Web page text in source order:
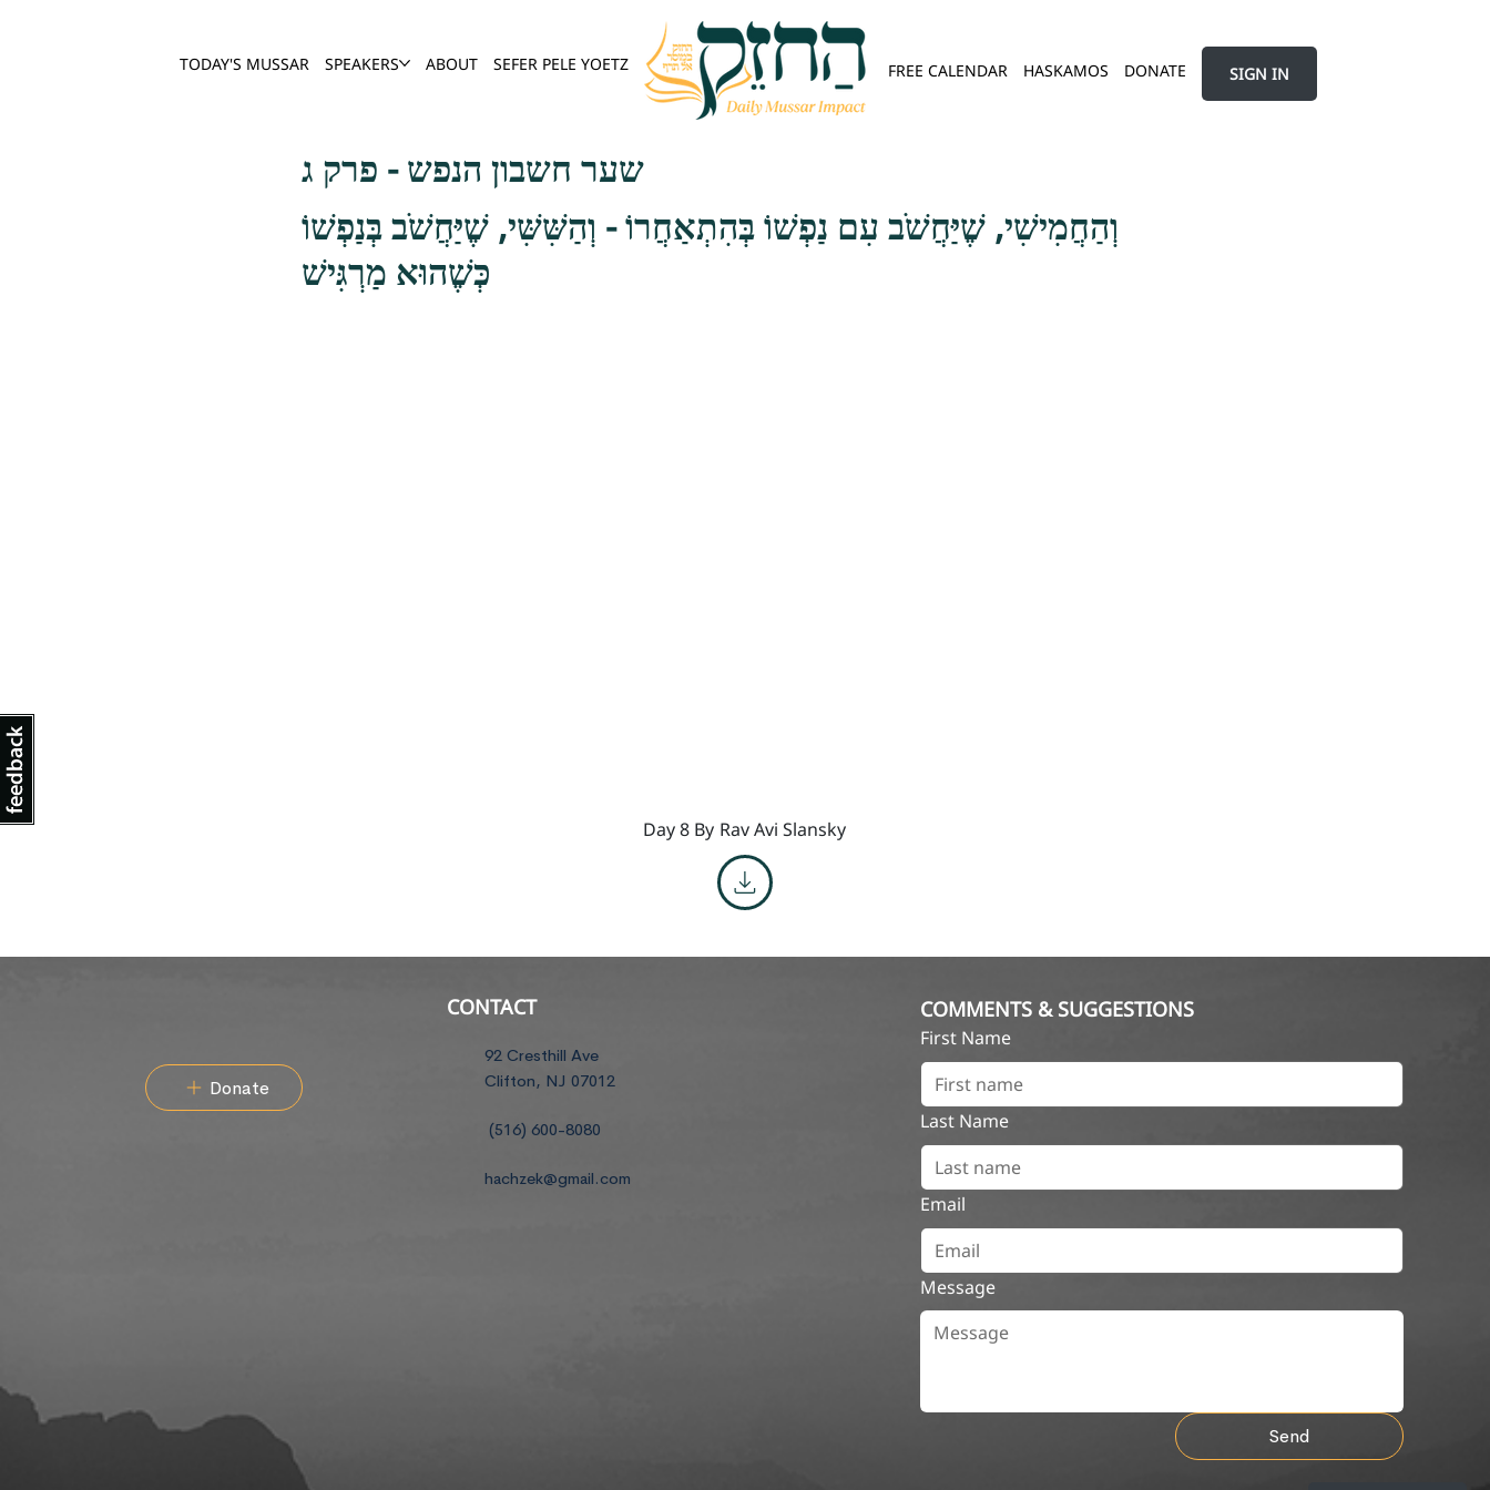
TODAY'S MUSSAR SPEAKERS ABOUT SEFER PELE YOETZ FREE CALENDAR HASKAMOS DONATE SIGN IN
שער חשבון הנפש - פרק ג
וְהַחֲמִישִׁי, שֶׁיַּחֲשֹׁב עִם נַפְשׁוֹ בְּהִתְאַחֲרוֹ - וְהַשִּׁשִּׁי, שֶׁיַּחֲשֹׁב בְּנַפְשׁוֹ
כְּשֶׁהוּא מַרְגִּישׁ
Day 8 By Rav Avi Slansky
Donate
CONTACT
92 Cresthill Ave
Clifton, NJ 07012
(516) 600-8080
hachzek@gmail.com
COMMENTS & SUGGESTIONS
First Name
Last Name
Email
Message
Send